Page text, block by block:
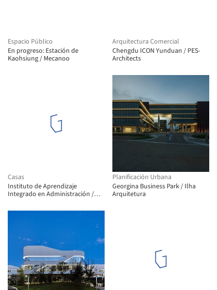
Espacio Público
En progreso: Estación de
Kaohsiung / Mecanoo
Arquitectura Comercial
Chengdu ICON Yunduan / PES-
Architects
Casas
Instituto de Aprendizaje
Integrado en Administración /
Planificación Urbana
Georgina Business Park / Ilha
Arquitetura